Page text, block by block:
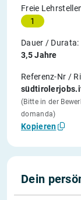
Freie
1
Dauer / Durata:
3,5 Jahre
Referenz-Nr /
(Bitte in der
domanda)
Kopieren
Dein